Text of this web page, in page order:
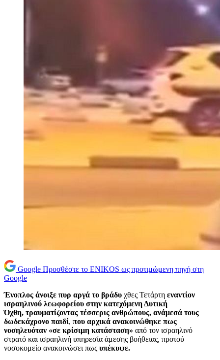
Google Προσθέστε το ENIKOS ως προτιμώμενη πηγή στη
Google
Ένοπλος άνοιξε πυρ αργά το βράδυ χθες Τετάρτη εναντίον
ισραηλινού λεωφορείου στην κατεχόμενη Δυτική
Όχθη, τραυματίζοντας τέσσερις ανθρώπους, ανάμεσά τους
δωδεκάχρονο παιδί, που αρχικά ανακοινώθηκε πως
νοσηλευόταν «σε κρίσιμη κατάσταση» από τον ισραηλινό
στρατό και ισραηλινή υπηρεσία άμεσης βοήθειας, προτού
νοσοκομείο ανακοινώσει πως υπέκυψε.